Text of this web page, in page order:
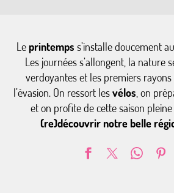
Le printemps s’installe doucement au
Les journées s’allongent, la nature
verdoyantes et les premiers
l’évasion. On ressort lesvélos , on
et on profite de cette saison
(re)découvrir notre belle